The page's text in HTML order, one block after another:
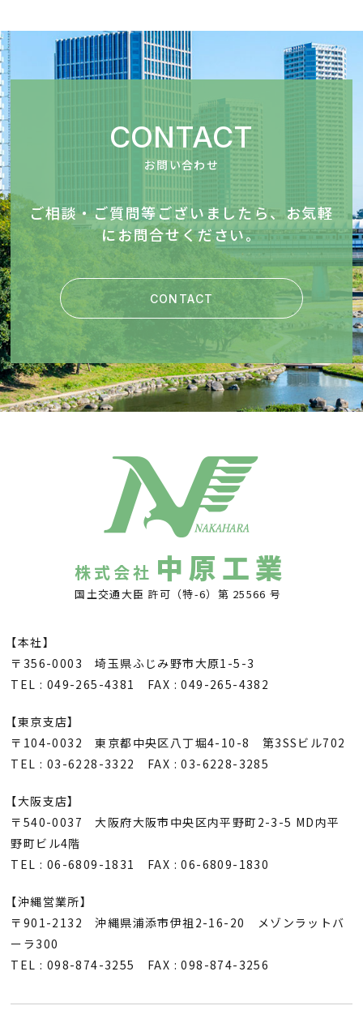
CONTACT
お問い合わせ
ご相談・ご質問等ございましたら、お気軽
にお問合せください。
CONTACT
株式会社 中原工業
国土交通大臣 許可（特-6）第 25566 号
【本社】
〒356-0003 埼玉県ふじみ野市大原1-5-3
TEL : 049-265-4381 FAX : 049-265-4382
【東京支店】
〒104-0032 東京都中央区八丁堀4-10-8 第3SSビル702
TEL : 03-6228-3322 FAX : 03-6228-3285
【大阪支店】
〒540-0037 大阪府大阪市中央区内平野町2-3-5 MD内平
野町ビル4階
TEL : 06-6809-1831 FAX : 06-6809-1830
【沖縄営業所】
〒901-2132 沖縄県浦添市伊祖2-16-20 メゾンラットバ
ーラ300
TEL : 098-874-3255 FAX : 098-874-3256